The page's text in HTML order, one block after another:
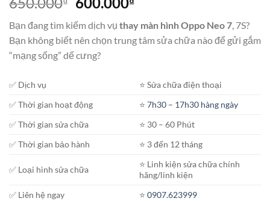
gốc
là:
650.000₫.
tại
là:
Bạn đang tìm kiếm dịch vụ thay màn hình Oppo Neo 7, 7S?
Bạn không biết nên chọn trung tâm sửa chữa nào để gửi gắm
“mạng sống” dế cưng?
✅ Dịch vụ
⭐️ Sửa chữa điện thoại
✅ Thời gian hoạt động
⭐️7h30 – 17h30 hàng ngày
✅ Thời gian sửa chữa
⭐️ 30 – 60 Phút
✅ Thời gian bảo hành
⭐️ 3 đến 12 tháng
✅ Loại hình sửa chữa
⭐️ Linh kiện sửa chữa chính
hãng/linh kiện
✅ Liên hệ ngay
⭐️0907.623999